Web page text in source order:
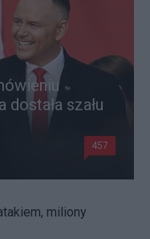
szału
457
miliony